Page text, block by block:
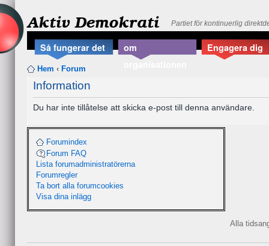
Aktiv Demokrati Partiet för kontinuerlig
Så fungerar det
om
Engagera dig
Hem ‹ Forum
Information
Du har inte tillåtelse att skicka e-post till denna användare.
Forumindex
Forum FAQ
Lista forumadministratörerna
Forumregler
Ta bort alla forumcookies
Visa dina inlägg
Alla